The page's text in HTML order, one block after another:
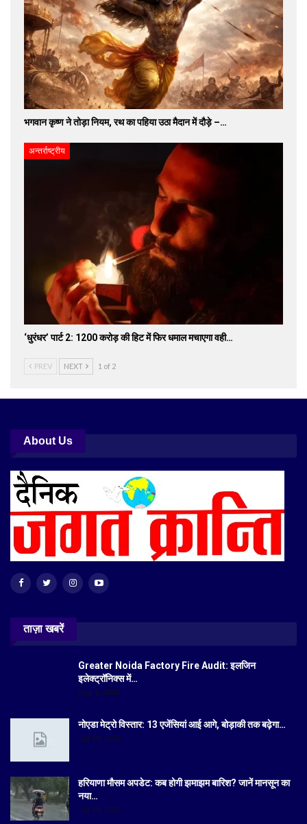
भगवान कृष्ण ने तोड़ा नियम, रथ का पहिया उठा मैदान में दौड़े –…
अन्तर्राष्ट्रीय
‘धुरंधर’ पार्ट 2: 1200 करोड़ की हिट में फिर धमाल मचाएगा वही…
PREV NEXT 1 of 2
About Us
ताज़ा खबरें
Greater Noida Factory Fire Audit: इलजिन
इलेक्ट्रॉनिक्स में…
Aug 6, 2026
नोएडा मेट्रो विस्तार: 13 एजेंसियां आई आगे, बोड़ाकी तक बढ़ेगा…
Jul 19, 2026
हरियाणा मौसम अपडेट: कब होगी झमाझम बारिश? जानें मानसून का
नया…
Jul 18, 2026